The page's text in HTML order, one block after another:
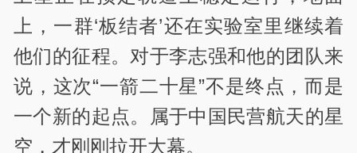
上，一群‘板结者’还在实验室里继续着
他们的征程。对于李志强和他的团队来
说，这次“一箭二十星”不是终点，而是
一个新的起点。属于中国民营航天的星
空，才刚刚拉开大幕。